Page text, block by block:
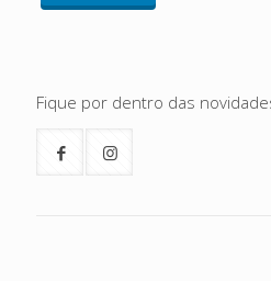
Fique por dentro das